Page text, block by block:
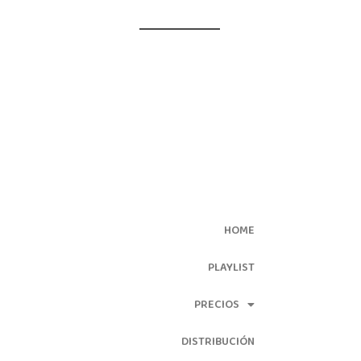
HOME
PLAYLIST
PRECIOS
DISTRIBUCIÓN